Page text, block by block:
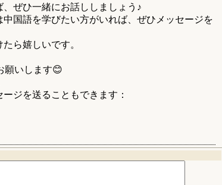
ぜひ一緒にお話ししましょう♪
国語を学びたい方がいれば、ぜひメッセージを
ら嬉しいです。
願いします😊
ジを送ることもできます：